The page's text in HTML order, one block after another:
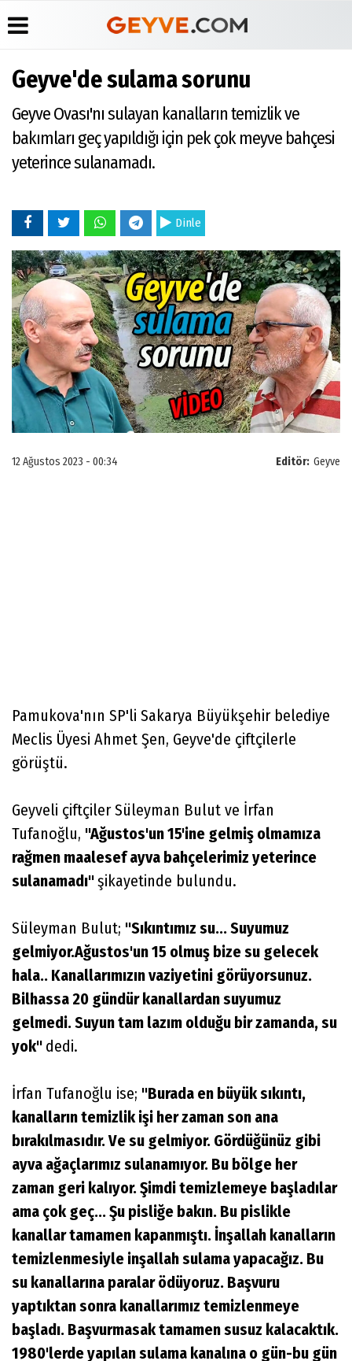
Üye Paneli
Haber
Arşivi
Günün
Haberleri
Biyografiler
Yazarları
Video
Galeri
İlkeleri
Medyabar.com
Geyve'de sulama sorunu
Geyve Ovası'nı sulayan kanalların temizlik ve
bakımları geç yapıldığı için pek çok meyve bahçesi
yeterince sulanamadı.
Dinle
Editör: Geyve
12 Ağustos 2023 - 00:34
Pamukova'nın SP'li Sakarya Büyükşehir belediye
Meclis Üyesi Ahmet Şen, Geyve'de çiftçilerle
görüştü.
Geyveli çiftçiler Süleyman Bulut ve İrfan
Tufanoğlu, "Ağustos'un 15'ine gelmiş olmamıza
rağmen maalesef ayva bahçelerimiz yeterince
sulanamadı"şikayetinde bulundu.
Süleyman Bulut; "Sıkıntımız su... Suyumuz
gelmiyor.Ağustos'un 15 olmuş bize su gelecek
hala.. Kanallarımızın vaziyetini görüyorsunuz.
Bilhassa 20 gündür kanallardan suyumuz
gelmedi. Suyun tam lazım olduğu bir zamanda, su
yok" dedi.
İrfan Tufanoğlu ise; "Burada en büyük sıkıntı,
kanalların temizlik işi her zaman son ana
bırakılmasıdır. Ve su gelmiyor. Gördüğünüz gibi
ayva ağaçlarımız sulanamıyor. Bu bölge her
zaman geri kalıyor. Şimdi temizlemeye başladılar
ama çok geç... Şu pisliğe bakın. Bu pislikle
kanallar tamamen kapanmıştı. İnşallah kanalların
temizlenmesiyle inşallah sulama yapacağız. Bu
su kanallarına paralar ödüyoruz. Başvuru
yaptıktan sonra kanallarımız temizlenmeye
başladı. Başvurmasak tamamen susuz kalacaktık.
1980'lerde yapılan sulama kanalına o gün-bu gün